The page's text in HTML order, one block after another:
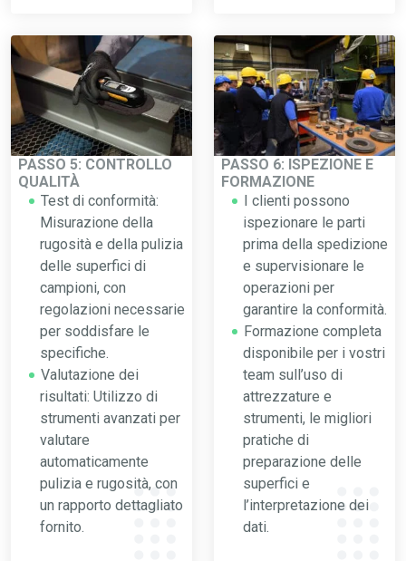
PASSO 5: CONTROLLO
QUALITÀ
Test di conformità:
Misurazione della
rugosità e della pulizia
delle superfici di
campioni, con
regolazioni necessarie
per soddisfare le
specifiche.
Valutazione dei
risultati: Utilizzo di
strumenti avanzati per
valutare
automaticamente
pulizia e rugosità, con
un rapporto dettagliato
fornito.
PASSO 6: ISPEZIONE E
FORMAZIONE
I clienti possono
ispezionare le parti
prima della spedizione
e supervisionare le
operazioni per
garantire la conformità.
Formazione completa
disponibile per i vostri
team sull’uso di
attrezzature e
strumenti, le migliori
pratiche di
preparazione delle
superfici e
l’interpretazione dei
dati.